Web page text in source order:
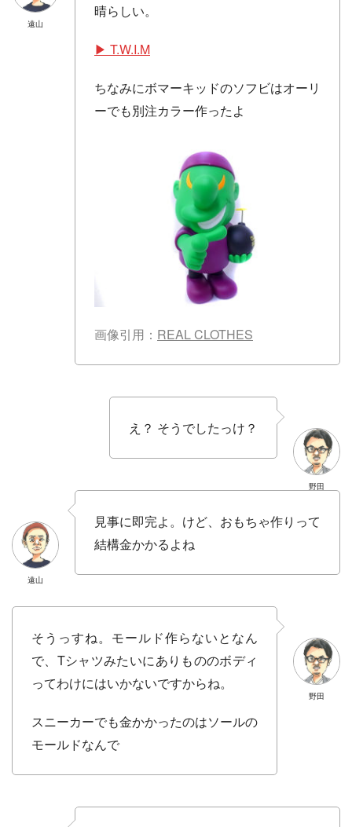
遠山
晴らしい。
▶︎ T.W.I.M
ちなみにボマーキッドのソフビはオーリ
ーでも別注カラー作ったよ
画像引用： REAL CLOTHES
野田
え？ そうでしたっけ？
遠山
見事に即完よ。けど、おもちゃ作りって
結構金かかるよね
野田
そうっすね。モールド作らないとなん
で、Tシャツみたいにありもののボディ
ってわけにはいかないですからね。
スニーカーでも金かかったのはソールの
モールドなんで